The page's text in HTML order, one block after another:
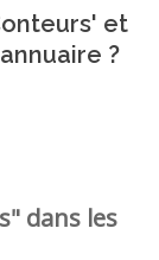
et
?
dans les